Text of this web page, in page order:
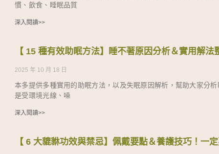
慣、飲食、睡眠品質
深入閱讀>>
【 15 種有效助眠方法】睡不著原因分析＆實用解法
2025 年 10 月 18 日
本多提供多種實用的助眠方法，以及失眠原因解析，幫助大家分
是受環境光線、噪
深入閱讀>>
【 6 大貔貅功效與禁忌】佩戴要點＆養護技巧！一